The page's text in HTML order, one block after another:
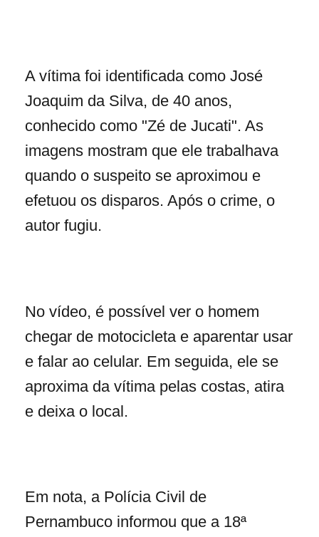
A vítima foi identificada como José
Joaquim da Silva, de 40 anos,
conhecido como "Zé de Jucati". As
imagens mostram que ele trabalhava
quando o suspeito se aproximou e
efetuou os disparos. Após o crime, o
autor fugiu.
No vídeo, é possível ver o homem
chegar de motocicleta e aparentar usar
e falar ao celular. Em seguida, ele se
aproxima da vítima pelas costas, atira
e deixa o local.
Em nota, a Polícia Civil de
Pernambuco informou que a 18ª